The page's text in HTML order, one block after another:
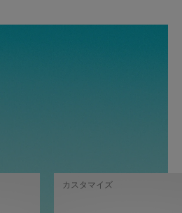
カスタマイズ